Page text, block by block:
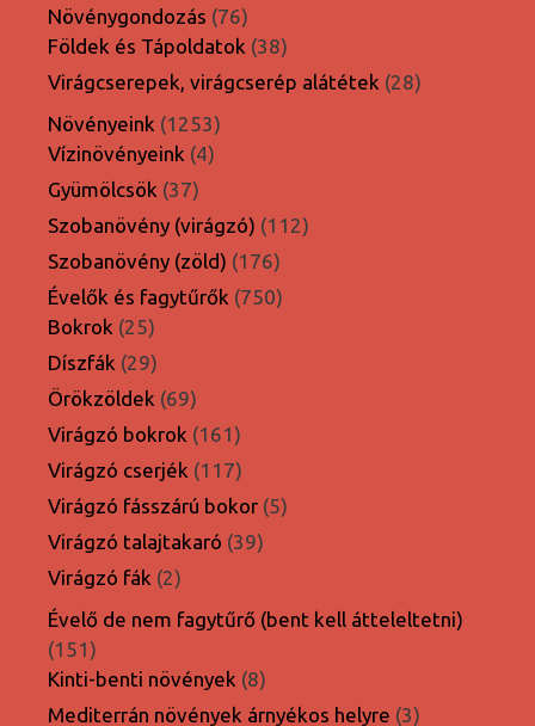
termék
Növénygondozás 7676
termék
Földek és Tápoldatok 3838
termék
Virágcserepek, virágcserép alátétek 2828
Növényeink 12531253
termék
Vízinövényeink 44
Gyümölcsök 3737
termék
Szobanövény (virágzó) 112112
Szobanövény (zöld) 176176
termék
Évelők és fagytűrők 750750
Bokrok 2525
termék
Díszfák 2929
termék
Örökzöldek 6969
termék
Virágzó bokrok 161161
termék
Virágzó cserjék 117117
termék
Virágzó fásszárú bokor 55
Virágzó talajtakaró 3939
Virágzó fák 22
termék
Évelő de nem fagytűrő (bent kell átteleltetni)
151151
termék
Kinti-benti növények 88
termék
Mediterrán növények árnyékos helyre 33